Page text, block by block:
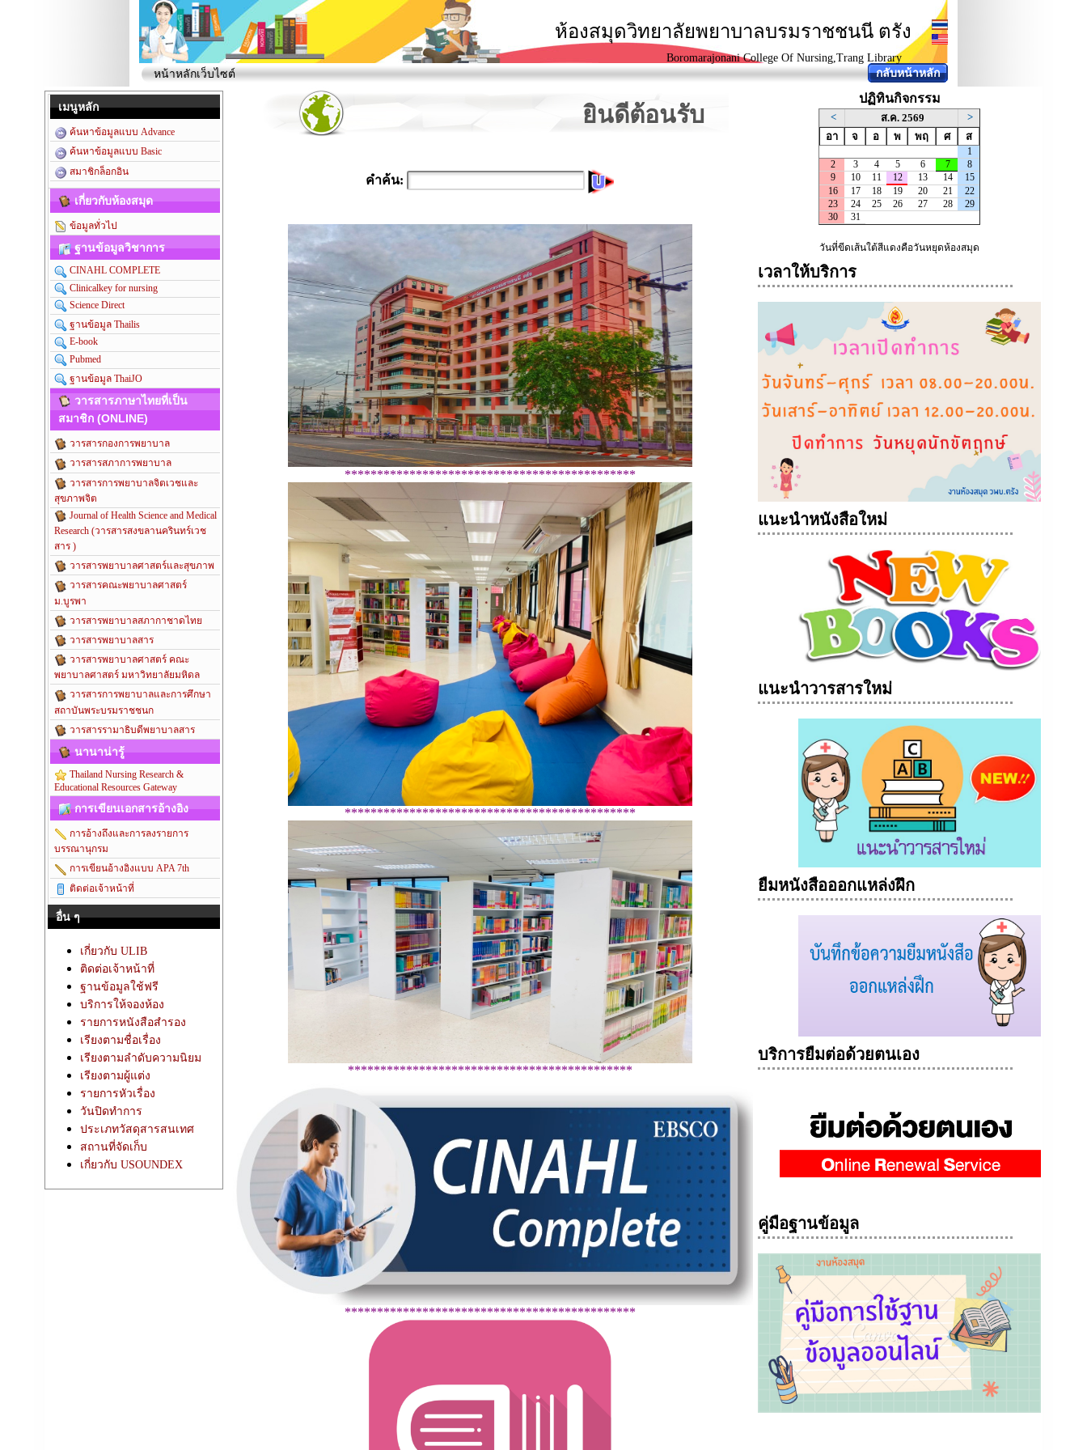
ห้องสมุดวิทยาลัยพยาบาลบรมราชชนนี ตรัง
Boromarajonani College Of Nursing,Trang Library
หน้าหลักเว็บไซต์
กลับหน้าหลัก
เมนูหลัก
ค้นหาข้อมูลแบบ Advance
ค้นหาข้อมูลแบบ Basic
สมาชิกล็อกอิน
เกี่ยวกับห้องสมุด
ข้อมูลทั่วไป
ฐานข้อมูลวิชาการ
CINAHL COMPLETE
Clinicalkey for nursing
Science Direct
ฐานข้อมูล Thailis
E-book
Pubmed
ฐานข้อมูล ThaiJO
วารสารภาษาไทยที่เป็น
สมาชิก (ONLINE)
วารสารกองการพยาบาล
วารสารสภาการพยาบาล
วารสารการพยาบาลจิตเวชและ
สุขภาพจิต
Journal of Health Science and Medical
Research (วารสารสงขลานครินทร์เวช
สาร )
วารสารพยาบาลศาสตร์และสุขภาพ
วารสารคณะพยาบาลศาสตร์
ม.บูรพา
วารสารพยาบาลสภากาชาดไทย
วารสารพยาบาลสาร
วารสารพยาบาลศาสตร์ คณะ
พยาบาลศาสตร์ มหาวิทยาลัยมหิดล
วารสารการพยาบาลและการศึกษา
สถาบันพระบรมราชชนก
วารสารรามาธิบดีพยาบาลสาร
นานาน่ารู้
Thailand Nursing Research &
Educational Resources Gateway
การเขียนเอกสารอ้างอิง
การอ้างถึงและการลงรายการ
บรรณานุกรม
การเขียนอ้างอิงแบบ APA 7th
ติดต่อเจ้าหน้าที่
อื่น ๆ
เกี่ยวกับ ULIB
ติดต่อเจ้าหน้าที่
ฐานข้อมูลใช้ฟรี
บริการให้จองห้อง
รายการหนังสือสำรอง
เรียงตามชื่อเรื่อง
เรียงตามลำดับความนิยม
เรียงตามผู้แต่ง
รายการหัวเรื่อง
วันปิดทำการ
ประเภทวัสดุสารสนเทศ
สถานที่จัดเก็บ
เกี่ยวกับ USOUNDEX
ยินดีต้อนรับ
คำค้น:
*********************************************
*********************************************
********************************************
*********************************************
ปฏิทินกิจกรรม
เวลาให้บริการ
แนะนำหนังสือใหม่
แนะนำวารสารใหม่
ยืมหนังสือออกแหล่งฝึก
บริการยืมต่อด้วยตนเอง
คู่มือฐานข้อมูล